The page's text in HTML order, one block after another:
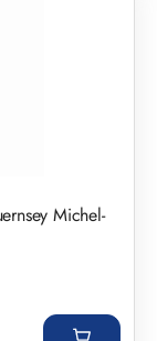
Michel-